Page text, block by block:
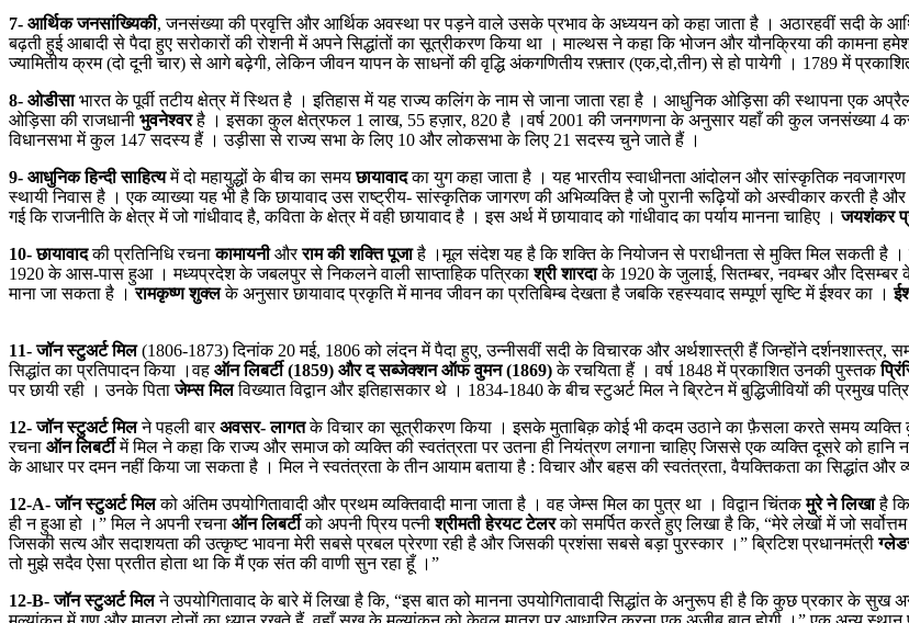
7- आर्थिक जनसांख्यिकी, जनसंख्या की प्रवृत्ति और आर्थिक अवस्था पर पड़ने वाले उसके प्रभाव के अध्ययन को कहा जाता है । अठारहवीं सदी के
बढ़ती हुई आबादी से पैदा हुए सरोकारों की रोशनी में अपने सिद्धांतों का सूत्रीकरण किया था । माल्थस ने कहा कि भोजन और यौनक्रिया की कामना
ज्यामितीय क्रम (दो दूनी चार) से आगे बढ़ेगी, लेकिन जीवन यापन के साधनों की वृद्धि अंकगणितीय रफ़्तार (एक,दो,तीन) से हो पायेगी । 1789 में
8- ओडीसाभारत के पूर्वी तटीय क्षेत्र में स्थित है । इतिहास में यह राज्य कलिंग के नाम से जाना जाता रहा है । आधुनिक ओड़िसा की स्थापना एक
ओड़िसा की राजधानी भुवनेश्वरहै । इसका कुल क्षेत्रफल 1 लाख, 55 हज़ार, 820 है ।वर्ष 2001 की जनगणना के अनुसार यहाँ की कुल जनसंख्या 4
विधानसभा में कुल 147 सदस्य हैं । उड़ीसा से राज्य सभा के लिए 10 और लोकसभा के लिए 21 सदस्य चुने जाते हैं ।
9- आधुनिक हिन्दी साहित्यमें दो महायुद्धों के बीच का समयछायावादका युग कहा जाता है । यह भारतीय स्वाधीनता आंदोलन और सांस्कृतिक नवजागरण
स्थायी निवास है । एक व्याख्या यह भी है कि छायावाद उस राष्ट्रीय- सांस्कृतिक जागरण की अभिव्यक्ति है जो पुरानी रूढ़ियों को अस्वीकार करती है
गई कि राजनीति के क्षेत्र में जो गांधीवाद है, कविता के क्षेत्र में वही छायावाद है । इस अर्थ में छायावाद को गांधीवाद का पर्याय मानना चाहिए ।जयशंकर
10- छायावादकी प्रतिनिधि रचनाकामायनीऔरराम की शक्ति पूजाहै ।मूल संदेश यह है कि शक्ति के नियोजन से पराधीनता से मुक्ति मिल सकती है ।
1920 के आस-पास हुआ । मध्यप्रदेश के जबलपुर से निकलने वाली साप्ताहिक पत्रिकाश्री शारदाके 1920 के जुलाई, सितम्बर, नवम्बर और दिसम्बर
माना जा सकता है ।रामकृष्ण शुक्लके अनुसार छायावाद प्रकृति में मानव जीवन का प्रतिबिम्ब देखता है जबकि रहस्यवाद सम्पूर्ण सृष्टि में ईश्वर का ।
11- जॉन स्टुअर्ट मिल(1806-1873) दिनांक 20 मई, 1806 को लंदन में पैदा हुए, उन्नीसवीं सदी के विचारक और अर्थशास्त्री हैं जिन्होंने
सिद्धांत का प्रतिपादन किया ।वह ऑन लिबर्टी (1859) और द सब्जेक्शन ऑफ वुमन (1869)के रचयिता हैं । वर्ष 1848 में प्रकाशित उनकी पुस्तक
पर छायी रही । उनके पिताजेम्स मिलविख्यात विद्वान और इतिहासकार थे । 1834-1840 के बीच स्टुअर्ट मिल ने ब्रिटेन में बुद्धिजीवियों की प्रमुख
12- जॉन स्टुअर्ट मिलने पहली बारअवसर- लागतके विचार का सूत्रीकरण किया । इसके मुताबिक़ कोई भी कदम उठाने का फ़ैसला करते समय व्यक्ति
रचना ऑन लिबर्टीमें मिल ने कहा कि राज्य और समाज को व्यक्ति की स्वतंत्रता पर उतना ही नियंत्रण लगाना चाहिए जिससे एक व्यक्ति दूसरे को
के आधार पर दमन नहीं किया जा सकता है । मिल ने स्वतंत्रता के तीन आयाम बताया है : विचार और बहस की स्वतंत्रता, वैयक्तिकता का सिद्धांत और
12-A- जॉन स्टुअर्ट मिलको अंतिम उपयोगितावादी और प्रथम व्यक्तिवादी माना जाता है । वह जेम्स मिल का पुत्र था । विद्वान चिंतकमुरे ने लिखाहै
ही न हुआ हो ।” मिल ने अपनी रचना ऑन लिबर्टीको अपनी प्रिय पत्नीश्रीमती हेरयट टेलरको समर्पित करते हुए लिखा है कि, “मेरे लेखों में जो
जिसकी सत्य और सदाशयता की उत्कृष्ट भावना मेरी सबसे प्रबल प्रेरणा रही है और जिसकी प्रशंसा सबसे बड़ा पुरस्कार ।” ब्रिटिश प्रधानमंत्री
तो मुझे सदैव ऐसा प्रतीत होता था कि मैं एक संत की वाणी सुन रहा हूँ ।”
12-B- जॉन स्टुअर्ट मिलने उपयोगितावाद के बारे में लिखा है कि, “इस बात को मानना उपयोगितावादी सिद्धांत के अनुरूप ही है कि कुछ प्रकार के